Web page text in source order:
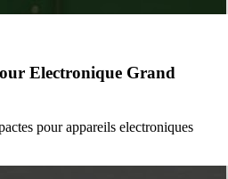
Electronique Grand
pour appareils electroniques